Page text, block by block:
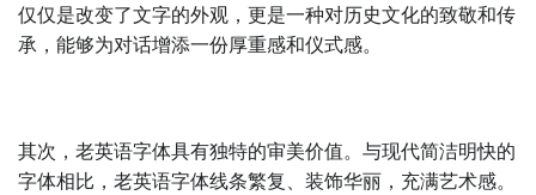
仅仅是改变了文字的外观，更是一种对历史文化的致敬和传
承，能够为对话增添一份厚重感和仪式感。
其次，老英语字体具有独特的审美价值。与现代简洁明快的
字体相比，老英语字体线条繁复、装饰华丽，充满艺术感。